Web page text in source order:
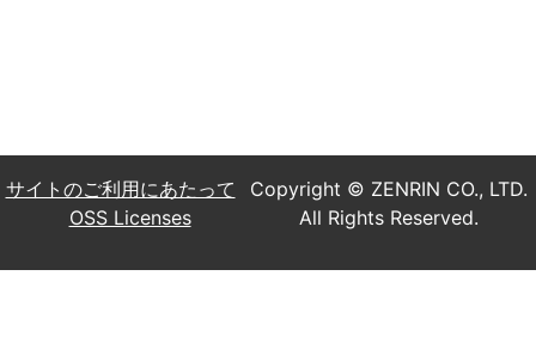
サイトのご利用にあたって
OSS Licenses
Copyright © ZENRIN CO., LTD.
All Rights Reserved.